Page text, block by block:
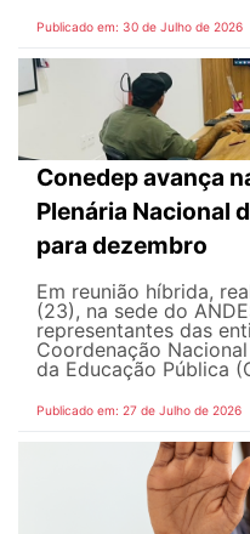
Publicado em: 30 de Julho de 2026
Conedep avança
Plenária Nacional
para dezembro
Em reunião híbrida,
(23), na sede do
representantes das
Coordenação
da Educação Pública
Publicado em: 27 de Julho de 2026